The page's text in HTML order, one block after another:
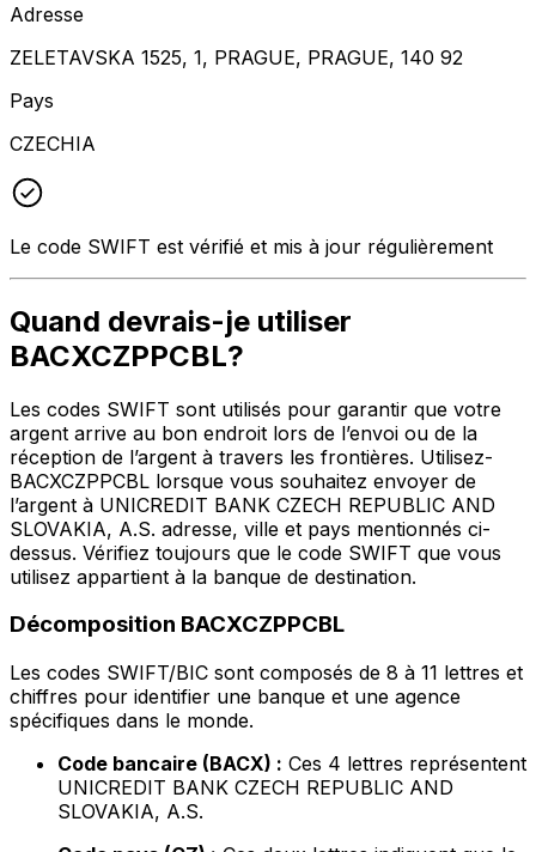
Adresse
ZELETAVSKA 1525, 1, PRAGUE, PRAGUE, 140 92
Pays
CZECHIA
Le code SWIFT est vérifié et mis à jour régulièrement
Quand devrais-je utiliser
BACXCZPPCBL?
Les codes SWIFT sont utilisés pour garantir que votre
argent arrive au bon endroit lors de l’envoi ou de la
réception de l’argent à travers les frontières. Utilisez-
BACXCZPPCBL lorsque vous souhaitez envoyer de
l’argent à UNICREDIT BANK CZECH REPUBLIC AND
SLOVAKIA, A.S. adresse, ville et pays mentionnés ci-
dessus. Vérifiez toujours que le code SWIFT que vous
utilisez appartient à la banque de destination.
Décomposition BACXCZPPCBL
Les codes SWIFT/BIC sont composés de 8 à 11 lettres et
chiffres pour identifier une banque et une agence
spécifiques dans le monde.
Code bancaire (BACX) : Ces 4 lettres représentent
UNICREDIT BANK CZECH REPUBLIC AND
SLOVAKIA, A.S.